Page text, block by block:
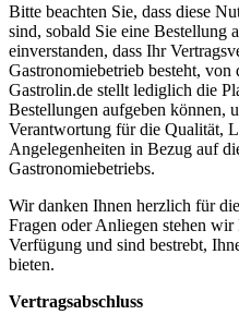
Bitte beachten Sie, dass diese
sind, sobald Sie eine Bestellung
einverstanden, dass Ihr
Gastronomiebetrieb besteht, von
Gastrolin.de stellt lediglich die
Bestellungen aufgeben können,
Verantwortung für die Qualität,
Angelegenheiten in Bezug auf
Gastronomiebetriebs.
Wir danken Ihnen herzlich für
Fragen oder Anliegen stehen
Verfügung und sind bestrebt,
bieten.
Vertragsabschluss